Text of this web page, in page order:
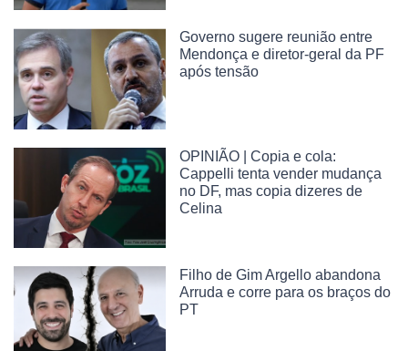
Governo sugere reunião entre
Mendonça e diretor-geral da PF
após tensão
OPINIÃO | Copia e cola:
Cappelli tenta vender mudança
no DF, mas copia dizeres de
Celina
Filho de Gim Argello abandona
Arruda e corre para os braços do
PT